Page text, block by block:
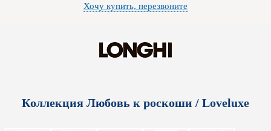
Хочу купить, перезвоните
Коллекция Любовь к роскоши / Loveluxe